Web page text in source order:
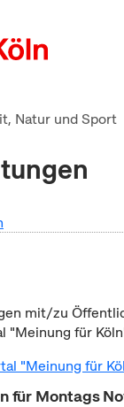
Natur und Sport
mit/zu
"Meinung für
"Meinung für
für Montags